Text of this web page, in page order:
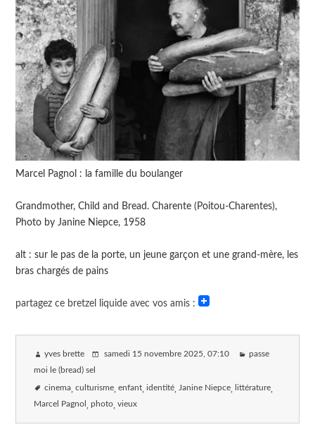
Marcel Pagnol : la famille du boulanger
Grandmother, Child and Bread. Charente (Poitou-Charentes),
Photo by Janine Niepce, 1958
alt : sur le pas de la porte, un jeune garçon et une grand-mère, les
bras chargés de pains
partagez ce bretzel liquide avec vos amis :
yves brette samedi 15 novembre 2025, 07:10 passe
moi le (bread) sel
cinema culturisme enfant identité Janine Niepce littérature
Marcel Pagnol photo vieux